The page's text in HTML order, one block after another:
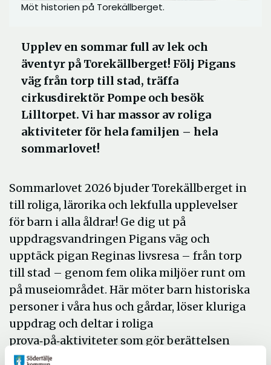
Möt historien på Torekällberget.
Upplev en sommar full av lek och
äventyr på Torekällberget! Följ Pigans
väg från torp till stad, träffa
cirkusdirektör Pompe och besök
Lilltorpet. Vi har massor av roliga
aktiviteter för hela familjen – hela
sommarlovet!
Sommarlovet 2026 bjuder Torekällberget in
till roliga, lärorika och lekfulla upplevelser
för barn i alla åldrar! Ge dig ut på
uppdragsvandringen Pigans väg och
upptäck pigan Reginas livsresa – från torp
till stad – genom fem olika miljöer runt om
på museiområdet. Här möter barn historiska
personer i våra hus och gårdar, löser kluriga
uppdrag och deltar i roliga
prova‑på‑aktiviteter som gör berättelsen
levande och lätt att ta till sig. Pigans väg är